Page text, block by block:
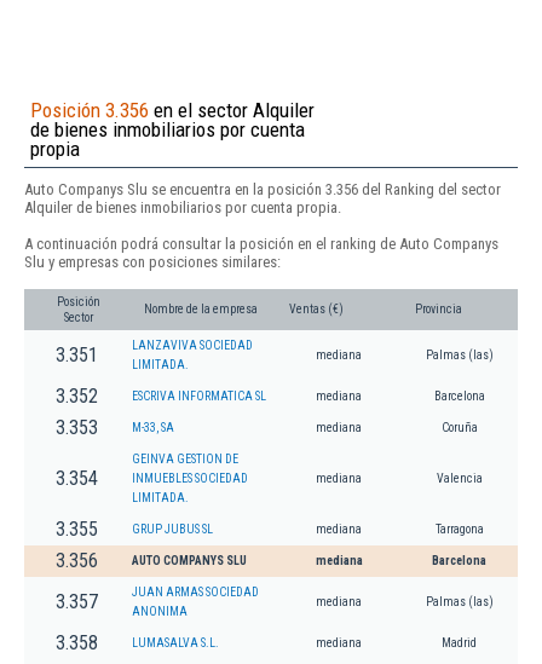
Posición 3.356 en el sector Alquiler
de bienes inmobiliarios por cuenta
propia
Auto Companys Slu se encuentra en la posición 3.356 del Ranking del sector
Alquiler de bienes inmobiliarios por cuenta propia.
A continuación podrá consultar la posición en el ranking de Auto Companys
Slu y empresas con posiciones similares:
Posición
Sector
Nombre de la empresa Ventas (€) Provincia
3.351
LANZAVIVA SOCIEDAD
LIMITADA.
mediana Palmas (las)
3.352 ESCRIVA INFORMATICA SL mediana Barcelona
3.353 M-33, SA mediana Coruña
3.354
GEINVA GESTION DE
INMUEBLES SOCIEDAD
LIMITADA.
mediana Valencia
3.355 GRUP JUBUS SL mediana Tarragona
3.356 AUTO COMPANYS SLU mediana Barcelona
3.357
JUAN ARMAS SOCIEDAD
ANONIMA
mediana Palmas (las)
3.358 LUMASALVA S.L. mediana Madrid